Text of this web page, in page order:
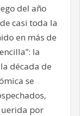
del año
casi toda la
en más de
la
década de
se
por